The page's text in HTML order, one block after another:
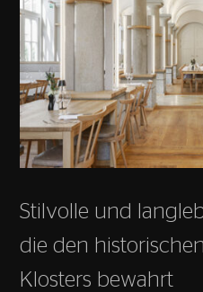
Stilvolle und
die den
Klosters bewahrt